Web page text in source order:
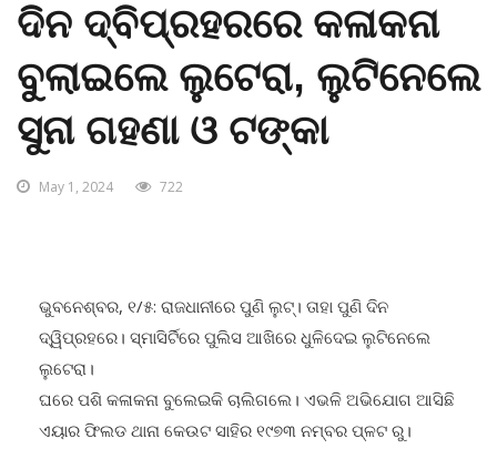
ଦିନ ଦ୍ବିପ୍ରହରରେ କଳାକନା
ବୁଲାଇଲେ ଲୁଟେରା, ଲୁଟିନେଲେ
ସୁନା ଗହଣା ଓ ଟଙ୍କା
May 1, 2024 722
ଭୁବନେଶ୍ବର, ୧/୫: ରାଜଧାନୀରେ ପୁଣି ଲୁଟ୍। ତାହା ପୁଣି ଦିନ
ଦ୍ୱିପ୍ରହରେ। ସ୍ମାସିର୍ଟିରେ ପୁଲିସ ଆଖିରେ ଧୁଳିଦେଇ ଲୁଟିନେଲେ
ଲୁଟେରା।
ଘରେ ପଶି କଳାକନା ବୁଲେଇକି ଚାଲିଗଲେ। ଏଭଳି ଅଭିଯୋଗ ଆସିଛି
ଏୟାର ଫିଲଡ ଥାନା କେଉଟ ସାହିର ୧୯୭୩ ନମ୍ବର ପ୍ଳଟ ରୁ।